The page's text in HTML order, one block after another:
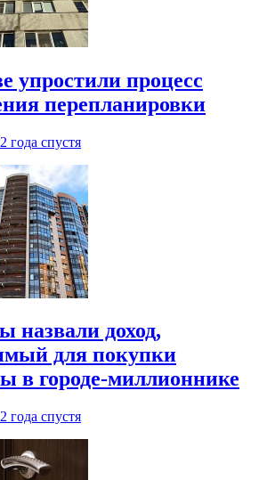
упростили процесс
перепланировки
2 года спустя
назвали доход,
для покупки
в городе-миллионнике
2 года спустя